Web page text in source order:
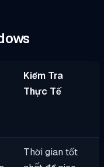
Kiểm Tra
Thực Tế
Thời gian tốt